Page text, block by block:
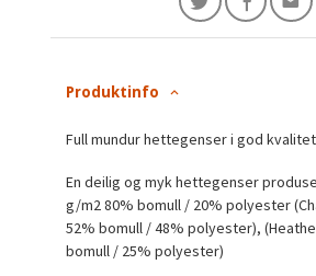
Produktinfo
Full mundur hettegenser i god
En deilig og myk hettegenser
g/m280% bomull / 20% polyester
52% bomull / 48% polyester),
bomull / 25% polyester)